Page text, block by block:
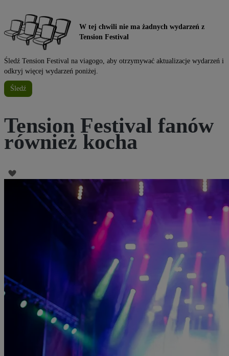
W tej chwili nie ma żadnych wydarzeń z
Tension Festival
Śledź Tension Festival na viagogo, aby otrzymywać aktualizacje wydarzeń i
odkryj więcej wydarzeń poniżej.
Śledź
Tension Festival fanów
również kocha